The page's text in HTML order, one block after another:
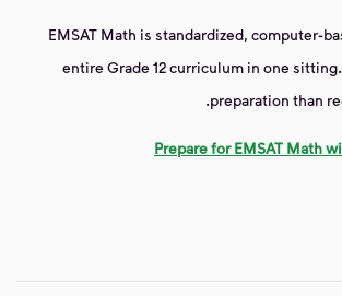
EMSAT Math is standardized, computer-
entire Grade 12 curriculum in one
preparation than
Prepare for EMSAT Math